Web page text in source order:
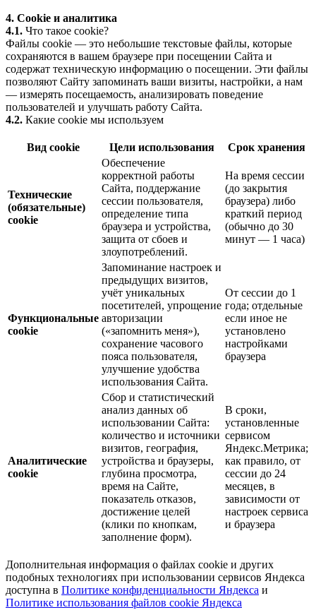
4. Cookie и аналитика
4.1. Что такое cookie?
Файлы cookie — это небольшие текстовые файлы, которые
сохраняются в вашем браузере при посещении Сайта и
содержат техническую информацию о посещении. Эти файлы
позволяют Сайту запоминать ваши визиты, настройки, а нам
— измерять посещаемость, анализировать поведение
пользователей и улучшать работу Сайта.
4.2. Какие cookie мы используем
Вид cookie Цели использования Срок хранения
Технические
(обязательные)
cookie
Обеспечение
корректной работы
Сайта, поддержание
сессии пользователя,
определение типа
браузера и устройства,
защита от сбоев и
злоупотреблений.
На время сессии
(до закрытия
браузера) либо
краткий период
(обычно до 30
минут — 1 часа)
Функциональные
cookie
Запоминание настроек и
предыдущих визитов,
учёт уникальных
посетителей, упрощение
авторизации
(«запомнить меня»),
сохранение часового
пояса пользователя,
улучшение удобства
использования Сайта.
От сессии до 1
года; отдельные
если иное не
установлено
настройками
браузера
Аналитические
cookie
Сбор и статистический
анализ данных об
использовании Сайта:
количество и источники
визитов, география,
устройства и браузеры,
глубина просмотра,
время на Сайте,
показатель отказов,
достижение целей
(клики по кнопкам,
заполнение форм).
В сроки,
установленные
сервисом
Яндекс.Метрика;
как правило, от
сессии до 24
месяцев, в
зависимости от
настроек сервиса
и браузера
Дополнительная информация о файлах cookie и других
подобных технологиях при использовании сервисов Яндекса
доступна в Политике конфиденциальности Яндекса и
Политике использования файлов cookie Яндекса